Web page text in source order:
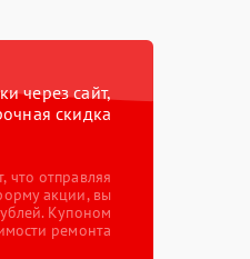
через сайт,
скидка
что отправляя
акции, вы
Купоном
ремонта